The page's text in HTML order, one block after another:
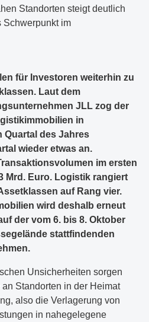
Standorten steigt deutlich
Schwerpunkt im
für Investoren weiterhin zu
Laut dem
JLL zog der
in
Quartal des Jahres
wieder etwas an.
im ersten
Mrd. Euro. Logistik rangiert
auf Rang vier.
wird deshalb erneut
der vom 6. bis 8. Oktober
stattfindenden
Unsicherheiten sorgen
Standorten in der Heimat
also die Verlagerung von
in nahegelegene